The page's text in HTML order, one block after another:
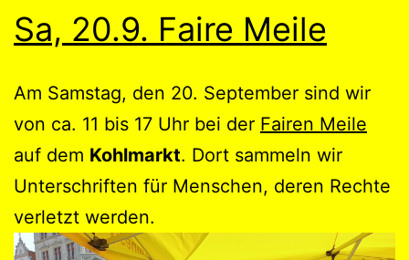
Sa, 20.9. Faire Meile
Am Samstag, den 20. September sind wir
von ca. 11 bis 17 Uhr bei der Fairen Meile
auf dem Kohlmarkt. Dort sammeln wir
Unterschriften für Menschen, deren Rechte
verletzt werden.